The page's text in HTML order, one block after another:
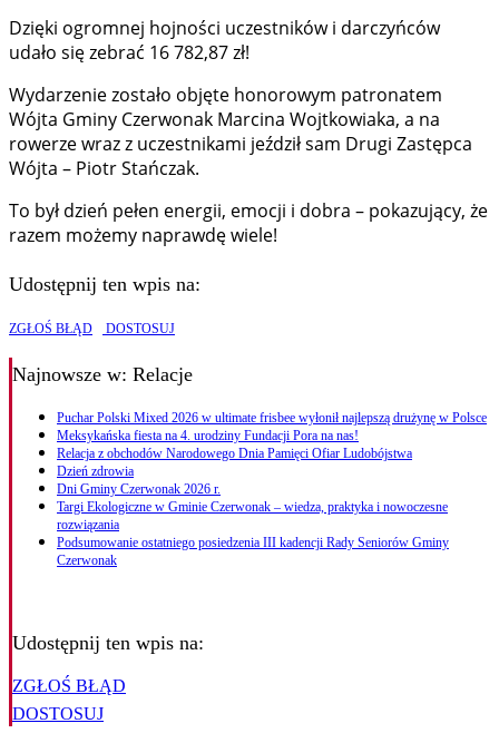
Dzięki ogromnej hojności uczestników i darczyńców
udało się zebrać 16 782,87 zł!
Wydarzenie zostało objęte honorowym patronatem
Wójta Gminy Czerwonak Marcina Wojtkowiaka, a na
rowerze wraz z uczestnikami jeździł sam Drugi Zastępca
Wójta – Piotr Stańczak.
To był dzień pełen energii, emocji i dobra – pokazujący, że
razem możemy naprawdę wiele!
Udostępnij ten wpis na:
ZGŁOŚ BŁĄD DOSTOSUJ
Najnowsze w: Relacje
Puchar Polski Mixed 2026 w ultimate frisbee wyłonił najlepszą drużynę w Polsce
Meksykańska fiesta na 4. urodziny Fundacji Pora na nas!
Relacja z obchodów Narodowego Dnia Pamięci Ofiar Ludobójstwa
Dzień zdrowia
Dni Gminy Czerwonak 2026 r.
Targi Ekologiczne w Gminie Czerwonak – wiedza, praktyka i nowoczesne
rozwiązania
Podsumowanie ostatniego posiedzenia III kadencji Rady Seniorów Gminy
Czerwonak
Udostępnij ten wpis na:
ZGŁOŚ BŁĄD
DOSTOSUJ